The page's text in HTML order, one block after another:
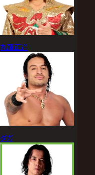
丸藤正道
ダガ